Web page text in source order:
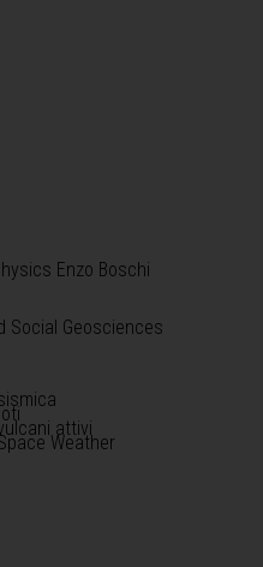
Enzo Boschi
Social Geosciences
attivi
Weather